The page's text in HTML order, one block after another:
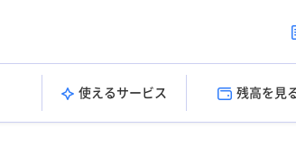
使えるサービス 残高を見